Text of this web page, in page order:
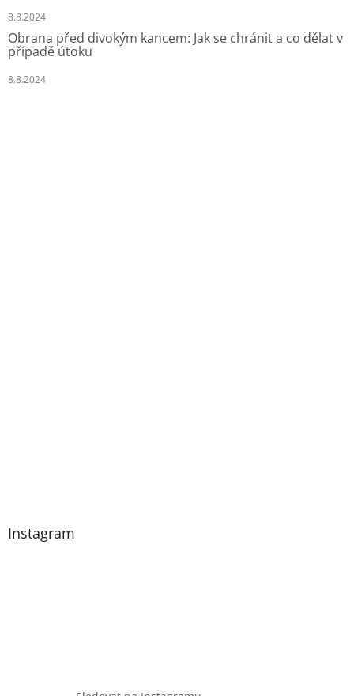
8.8.2024
Obrana před divokým kancem: Jak se chránit a co dělat v
případě útoku
8.8.2024
Instagram